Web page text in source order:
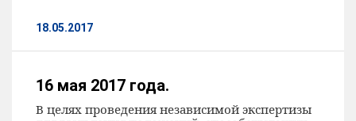
18.05.2017
16 мая 2017 года.
В целях проведения независимой экспертизы